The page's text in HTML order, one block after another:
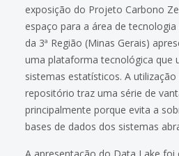
exposição do Projeto Carbono
espaço para a área de
da 3ª Região (Minas Gerais)
uma plataforma tecnológica que
sistemas estatísticos. A utilização
repositório traz uma série de
principalmente porque evita a
bases de dados dos sistemas